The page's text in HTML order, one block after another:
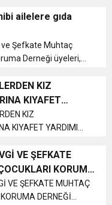
çocuklarda ciddi sağlık
açabileceğini ifade
Palm...
ailelere gıda
ve Şefkate Muhtaç
Derneği üyeleri,
KIZ
KIYAFET
KIZ
KIYAFET YARDIMI
ve Dayanışma
Meryem Üs ve
üyeleri Fatoş Sahilli
yaklaşan ramazan
VE ŞEFKATE
KORUMA
GÜÇ
VE ŞEFKATE MUHTAÇ
DERNEĞİ